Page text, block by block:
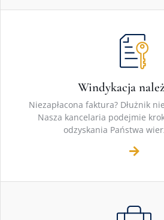
Windykacja
Niezapłacona faktura? Dłużnik
Nasza kancelaria podejmie
odzyskania Państwa